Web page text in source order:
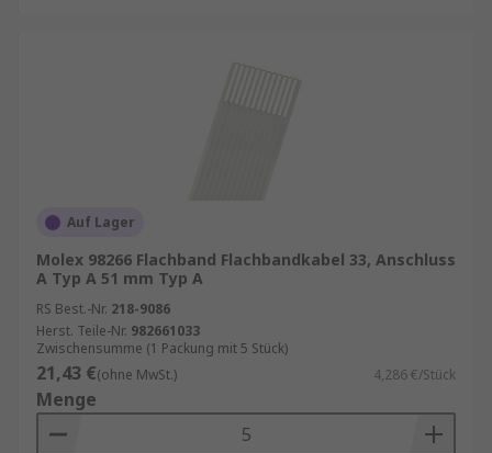
Auf Lager
Molex 98266 Flachband Flachbandkabel 33, Anschluss
A Typ A 51 mm Typ A
RS Best.-Nr. 218-9086
Herst. Teile-Nr. 982661033
Zwischensumme (1 Packung mit 5 Stück)
21,43 €(ohne MwSt.) 4,286 €/Stück
Menge